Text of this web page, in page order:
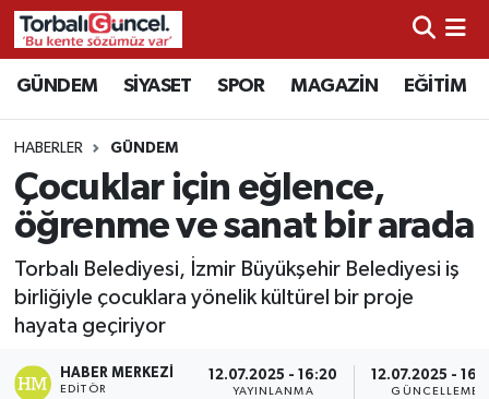
GÜNDEM SİYASET SPOR MAGAZİN EĞİTİM
HABERLER GÜNDEM
Çocuklar için eğlence,
öğrenme ve sanat bir arada
Torbalı Belediyesi, İzmir Büyükşehir Belediyesi iş
birliğiyle çocuklara yönelik kültürel bir proje
hayata geçiriyor
HABER MERKEZI
EDITÖR
12.07.2025 - 16:20
YAYINLANMA
12.07.2025 -
GÜNCELLEME
İzmir Nöbetçi Eczaneler
İzmir Hava Durumu
İzmir Namaz Vakitleri
Süper Lig Puan Durumu ve Fikstür
Tüm Manşetler